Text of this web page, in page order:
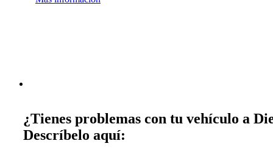
¿Tienes problemas con tu vehículo a
Descríbelo aquí: